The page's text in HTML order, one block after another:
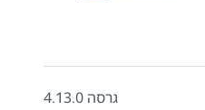
גרסה 4.13.0